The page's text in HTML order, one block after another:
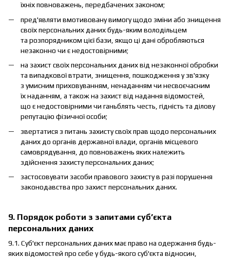
їхніх повноважень, передбачених законом;
пред'являти вмотивовану вимогу щодо зміни або знищення
своїх персональних даних будь-яким володільцем
та розпорядником цієї бази, якщо ці дані обробляються
незаконно чи є недостовірними;
на захист своїх персональних даних від незаконної обробки
та випадкової втрати, знищення, пошкодження у зв'язку
з умисним приховуванням, ненаданням чи несвоєчасним
їх наданням, а також на захист від надання відомостей,
що є недостовірними чи ганьблять честь, гідність та ділову
репутацію фізичної особи;
звертатися з питань захисту своїх прав щодо персональних
даних до органів державної влади, органів місцевого
самоврядування, до повноважень яких належить
здійснення захисту персональних даних;
застосовувати засоби правового захисту в разі порушення
законодавства про захист персональних даних.
9. Порядок роботи з запитами суб’єкта
персональних даних
9.1. Суб'єкт персональних даних має право на одержання будь-
яких відомостей про себе у будь-якого суб'єкта відносин,